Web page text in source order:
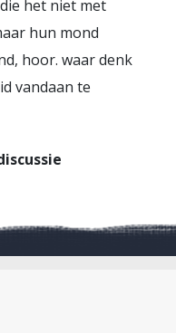
het niet met
hun mond
hoor. waar denk
vandaan te